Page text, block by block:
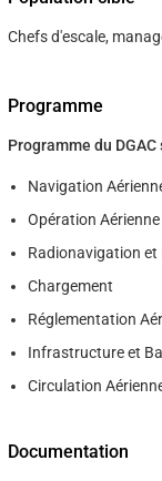
Chefs d'escale,
Programme
Programme du
Navigation
Opération Aérienne
Radionavigation
Chargement
Réglementation
Infrastructure et
Circulation
Documentation